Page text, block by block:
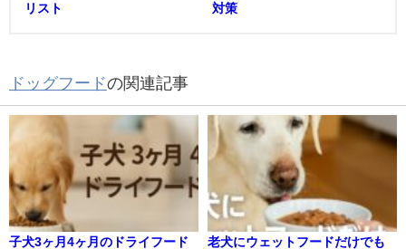
リスト
対策
ドッグフードの関連記事
子犬3ヶ月4ヶ月のドライフード
老犬にウェットフードだけでも